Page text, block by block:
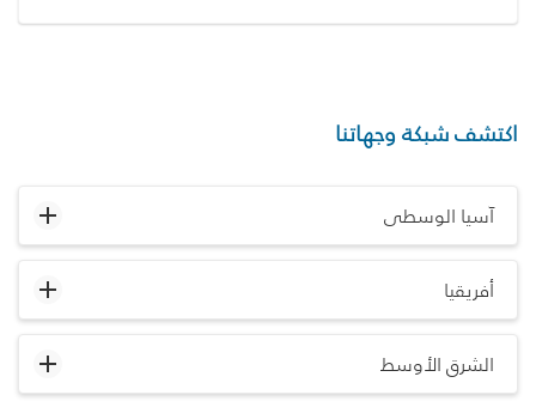
اكتشف شبكة وجهاتنا
آسيا الوسطى
أفريقيا
الشرق الأوسط